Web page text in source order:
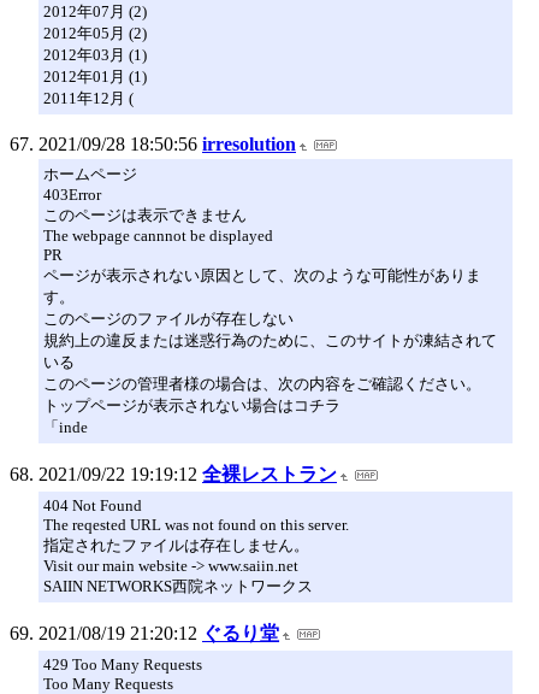
2012年07月 (2)
2012年05月 (2)
2012年03月 (1)
2012年01月 (1)
2011年12月 (
2021/09/28 18:50:56 irresolution
ホームページ
403Error
このページは表示できません
The webpage cannnot be displayed
PR
ページが表示されない原因として、次のような可能性がありま
す。
このページのファイルが存在しない
規約上の違反または迷惑行為のために、このサイトが凍結されて
いる
このページの管理者様の場合は、次の内容をご確認ください。
トップページが表示されない場合はコチラ
「inde
2021/09/22 19:19:12 全裸レストラン
404 Not Found
The reqested URL was not found on this server.
指定されたファイルは存在しません。
Visit our main website -> www.saiin.net
SAIIN NETWORKS西院ネットワークス
2021/08/19 21:20:12 ぐるり堂
429 Too Many Requests
Too Many Requests